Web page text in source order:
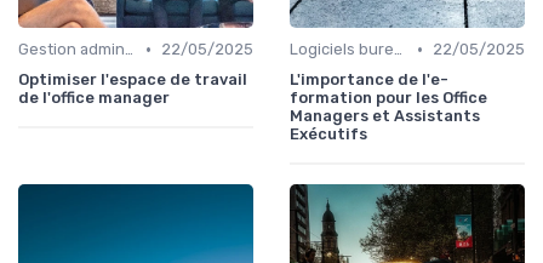
Gestion administrative •
22/05/2025
Optimiser l'espace de travail
de l'office manager
Logiciels bureautiques •
22/05/2025
L'importance de l'e-
formation pour les Office
Managers et Assistants
Exécutifs